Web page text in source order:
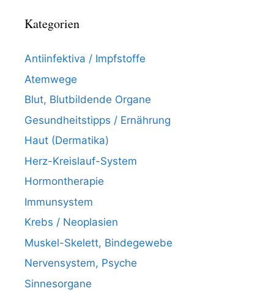
Kategorien
Antiinfektiva / Impfstoffe
Atemwege
Blut, Blutbildende Organe
Gesundheitstipps / Ernährung
Haut (Dermatika)
Herz-Kreislauf-System
Hormontherapie
Immunsystem
Krebs / Neoplasien
Muskel-Skelett, Bindegewebe
Nervensystem, Psyche
Sinnesorgane